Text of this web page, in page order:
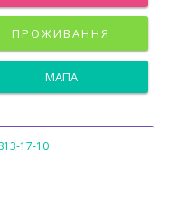
ПРОЖИВАННЯ
МАПА